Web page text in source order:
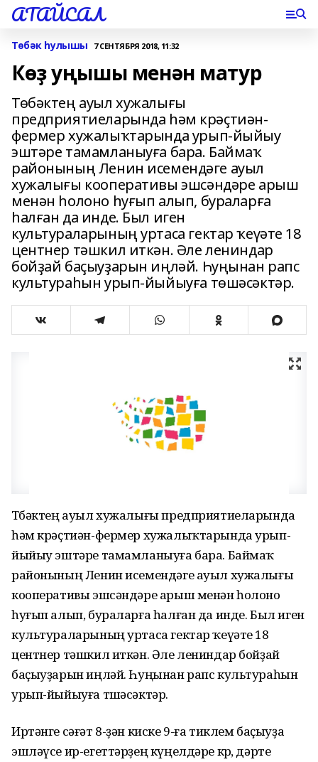
АТАЙСАЛ
Төбәк һулышы 7 СЕНТЯБРЯ 2018, 11:32
Көҙ уңышы менән матур
Төбәктең ауыл хужалығы
предприятиеларында һәм крәҫтиән-
фермер хужалыҡтарында урып-йыйыу
эштәре тамамланыуға бара. Баймаҡ
районының Ленин исемендәге ауыл
хужалығы кооперативы эшсәндәре арыш
менән һолоно һуғып алып, бураларға
һалған да инде. Был иген
культураларының уртаса гектар ҡеүәте 18
центнер тәшкил иткән. Әле лениндар
бойҙай баҫыуҙарын иңләй. Һуңынан рапс
культураһын урып-йыйыуға төшәсәктәр.
Төбәктең ауыл хужалығы предприятиеларында
һәм крәҫтиән-фермер хужалыҡтарында урып-
йыйыу эштәре тамамланыуға бара. Баймаҡ
районының Ленин исемендәге ауыл хужалығы
кооперативы эшсәндәре арыш менән һолоно
һуғып алып, бураларға һалған да инде. Был иген
культураларының уртаса гектар ҡеүәте 18
центнер тәшкил иткән. Әле лениндар бойҙай
баҫыуҙарын иңләй. Һуңынан рапс культураһын
урып-йыйыуға төшәсәктәр.
Иртәнге сәғәт 8-ҙән киске 9-ға тиклем баҫыуҙа
эшләүсе ир-егеттәрҙең күңелдәре көр, дәрте